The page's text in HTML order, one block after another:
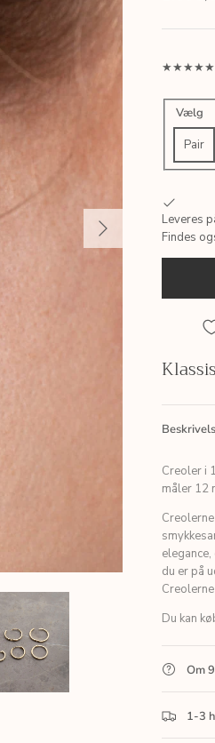
★★★★★
Vælg
Pair
Leveres
Findes
Creoler i
måler 12
du er på
Du kan
Om
1-3